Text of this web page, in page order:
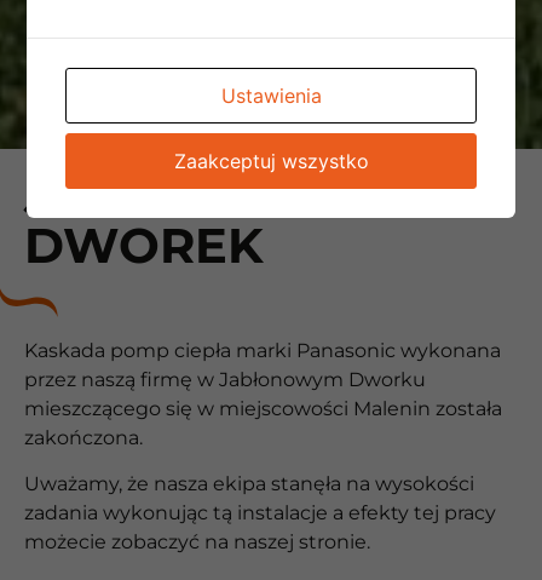
JABŁONIOWY
DWOREK
Kaskada pomp ciepła marki Panasonic wykonana
przez naszą firmę w Jabłonowym Dworku
mieszczącego się w miejscowości Malenin została
zakończona.
Uważamy, że nasza ekipa stanęła na wysokości
zadania wykonując tą instalacje a efekty tej pracy
możecie zobaczyć na naszej stronie.
Ustawienia
Zaakceptuj wszystko